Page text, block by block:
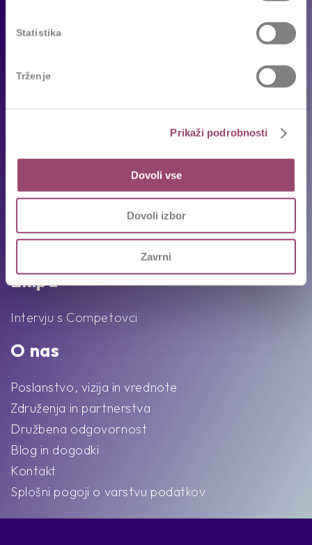
Statistika
Trženje
Prikaži podrobnosti
Dovoli vse
Dovoli izbor
Zavrni
Reference
Prosta delovna mesta
Pogosta vprašanja
Ekipa
Intervju s Competovci
O nas
Poslanstvo, vizija in vrednote
Združenja in partnerstva
Družbena odgovornost
Blog in dogodki
Kontakt
Splošni pogoji o varstvu podatkov